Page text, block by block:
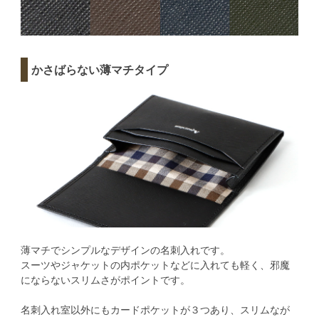
かさばらない薄マチタイプ
薄マチでシンプルなデザインの名刺入れです。
スーツやジャケットの内ポケットなどに入れても軽く、邪魔
にならないスリムさがポイントです。
名刺入れ室以外にもカードポケットが３つあり、スリムなが